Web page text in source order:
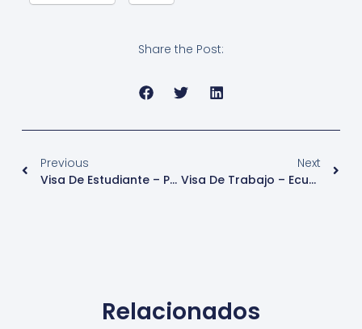
Share the Post:
Previous
Visa De Estudiante – Perú
Next
Visa De Trabajo – Ecuador
Relacionados